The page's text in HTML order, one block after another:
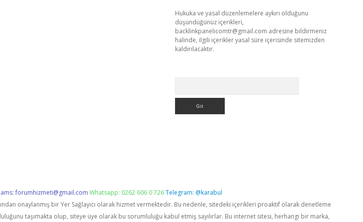
Hukuka ve yasal düzenlemelere aykırı olduğunu
düşündüğünüz içerikleri,
backlinkpanelicomtr@gmail.com adresine bildirmeniz
halinde, ilgili içerikler yasal süre içerisinde sitemizden
kaldırılacaktır.
forumhizmeti@gmail.com Whatsapp: 0262 606 0 726Telegram: @karabul
onaylanmış bir Yer Sağlayıcı olarak hizmet vermektedir. Bu nedenle, sitedeki içerikleri proaktif olarak denetleme
taşımakta olup, siteye üye olarak bu sorumluluğu kabul etmiş sayılırlar. Bu internet sitesi, herhangi bir marka,